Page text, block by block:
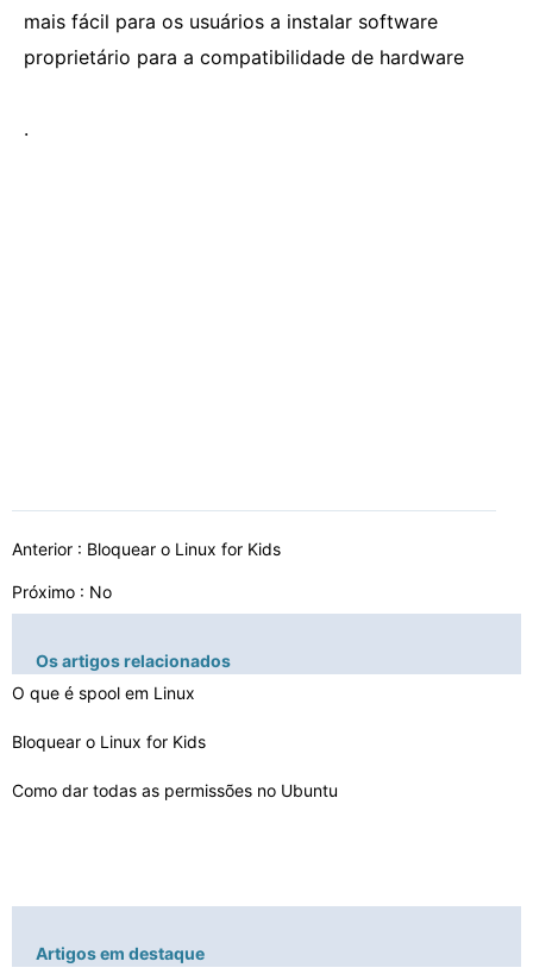
mais fácil para os usuários a instalar software
proprietário para a compatibilidade de hardware
.
Anterior : Bloquear o Linux for Kids
Próximo : No
Os artigos relacionados
O que é spool em Linux
Bloquear o Linux for Kids
Como dar todas as permissões no Ubuntu
Artigos em destaque